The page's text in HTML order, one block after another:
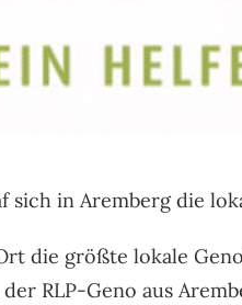
sich in Aremberg die
die größte lokale
RLP-Geno aus